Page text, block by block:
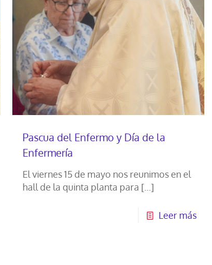
Pascua del Enfermo y Día de la
Enfermería
El viernes 15 de mayo nos reunimos en el
hall de la quinta planta para […]
Leer más